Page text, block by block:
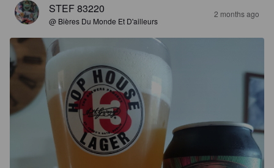
STEF 83220
@ Bières Du Monde Et D'ailleurs
2 months ago